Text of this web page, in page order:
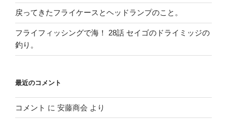
戻ってきたフライケースとヘッドランプのこと。
フライフィッシングで海！ 28話 セイゴのドライミッジの
釣り。
最近のコメント
コメント に 安藤商会 より